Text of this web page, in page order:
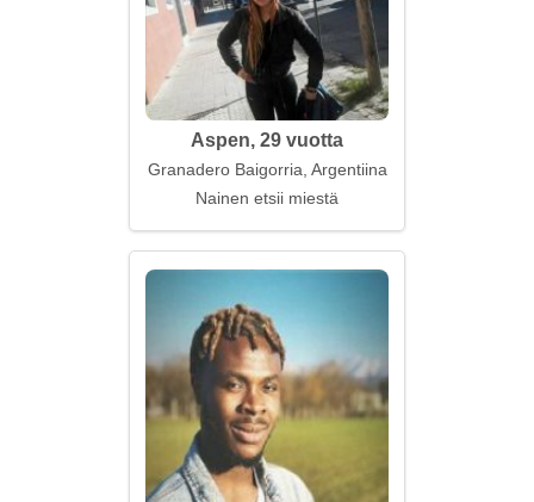
Aspen, 29 vuotta
Granadero Baigorria, Argentiina
Nainen etsii miestä